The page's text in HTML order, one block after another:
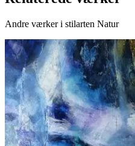
Andre værker i stilarten Natur